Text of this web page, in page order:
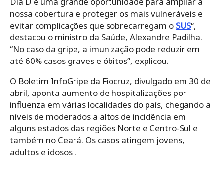
nossa cobertura e proteger os mais vulneráveis e
evitar complicações que sobrecarregam o SUS“,
destacou o ministro da Saúde, Alexandre Padilha.
“No caso da gripe, a imunização pode reduzir em
até 60% casos graves e óbitos”, explicou.
O Boletim InfoGripe da Fiocruz, divulgado em 30 de
abril, aponta aumento de hospitalizações por
influenza em várias localidades do país, chegando a
níveis de moderados a altos de incidência em
alguns estados das regiões Norte e Centro-Sul e
também no Ceará. Os casos atingem jovens,
adultos e idosos .